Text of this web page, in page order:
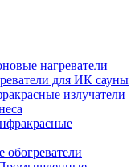
нагреватели
для ИК сауны
излучатели
обогреватели